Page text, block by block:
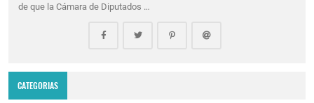
de que la Cámara de Diputados …
CATEGORIAS